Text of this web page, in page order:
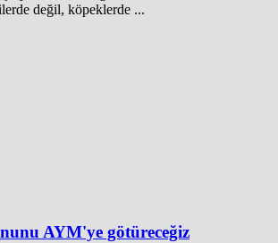
değil, köpeklerde ...
AYM'ye götüreceğiz